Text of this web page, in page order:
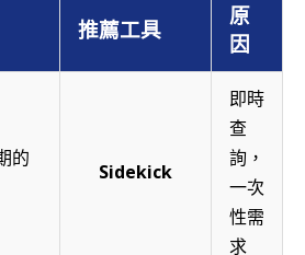
推薦工具
原
因
的
Sidekick
即時
查
詢，
一次
性需
求